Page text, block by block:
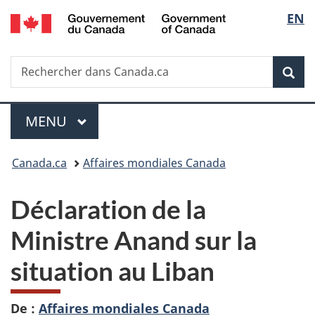
Passer
au
principal
Passer
à
Au
du
Passer
à
version
simplifiée
de
la
EN
Recherche
Rechercher
dans
Menu
MENU PRINCIPAL
Vous
ici :
Canada.ca Affaires mondiales Canada
Déclaration de la
Ministre Anand sur la
situation au Liban
De : Affaires mondiales Canada